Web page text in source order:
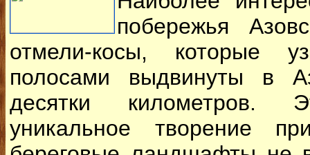
побережья
отмели-косы, которые
полосами выдвинуты в
десятки километров.
уникальное творение